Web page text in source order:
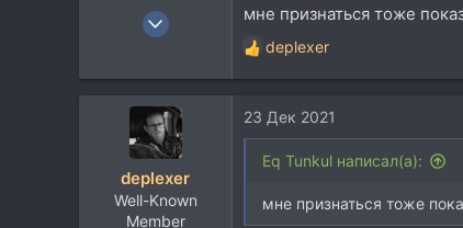
25 Янв 2010
113
мне признаться тоже
Р
е
к
ц
deplexer
deplexer
Well-Known
Member
23 Дек 2021
Eq Tunkul написал(а):
мне признаться тоже